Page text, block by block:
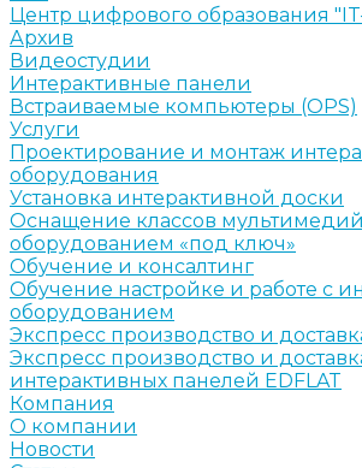
Центр цифрового образования
Архив
Видеостудии
Интерактивные панели
Встраиваемые компьютеры (OPS)
Услуги
Проектирование и монтаж
оборудования
Установка интерактивной доски
Оснащение классов
оборудованием «под ключ»
Обучение и консалтинг
Обучение настройке и работе с
оборудованием
Экспресс производство и
Экспресс производство и
интерактивных панелей EDFLAT
Компания
О компании
Новости